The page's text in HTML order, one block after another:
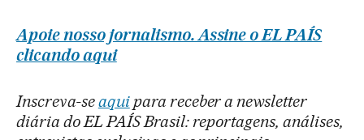
Apoie nosso jornalismo. Assine o EL PAÍS
clicando aqui
Inscreva-seaquipara receber a newsletter
diária do EL PAÍS Brasil: reportagens, análises,